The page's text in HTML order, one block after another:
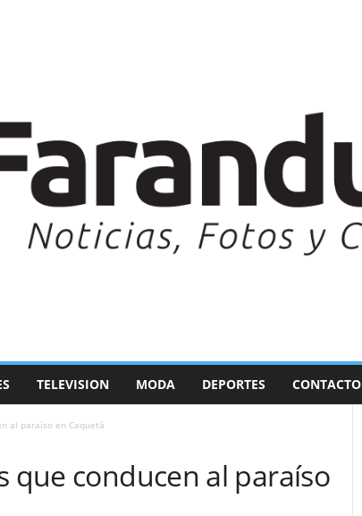
TELEVISION MODA DEPORTES CONTACTO
al paraíso en Caquetá
que conducen al paraíso